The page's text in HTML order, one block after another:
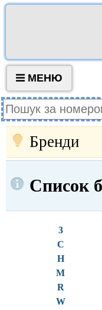
МЕНЮ
Бренди
Список
3
C
H
M
R
W